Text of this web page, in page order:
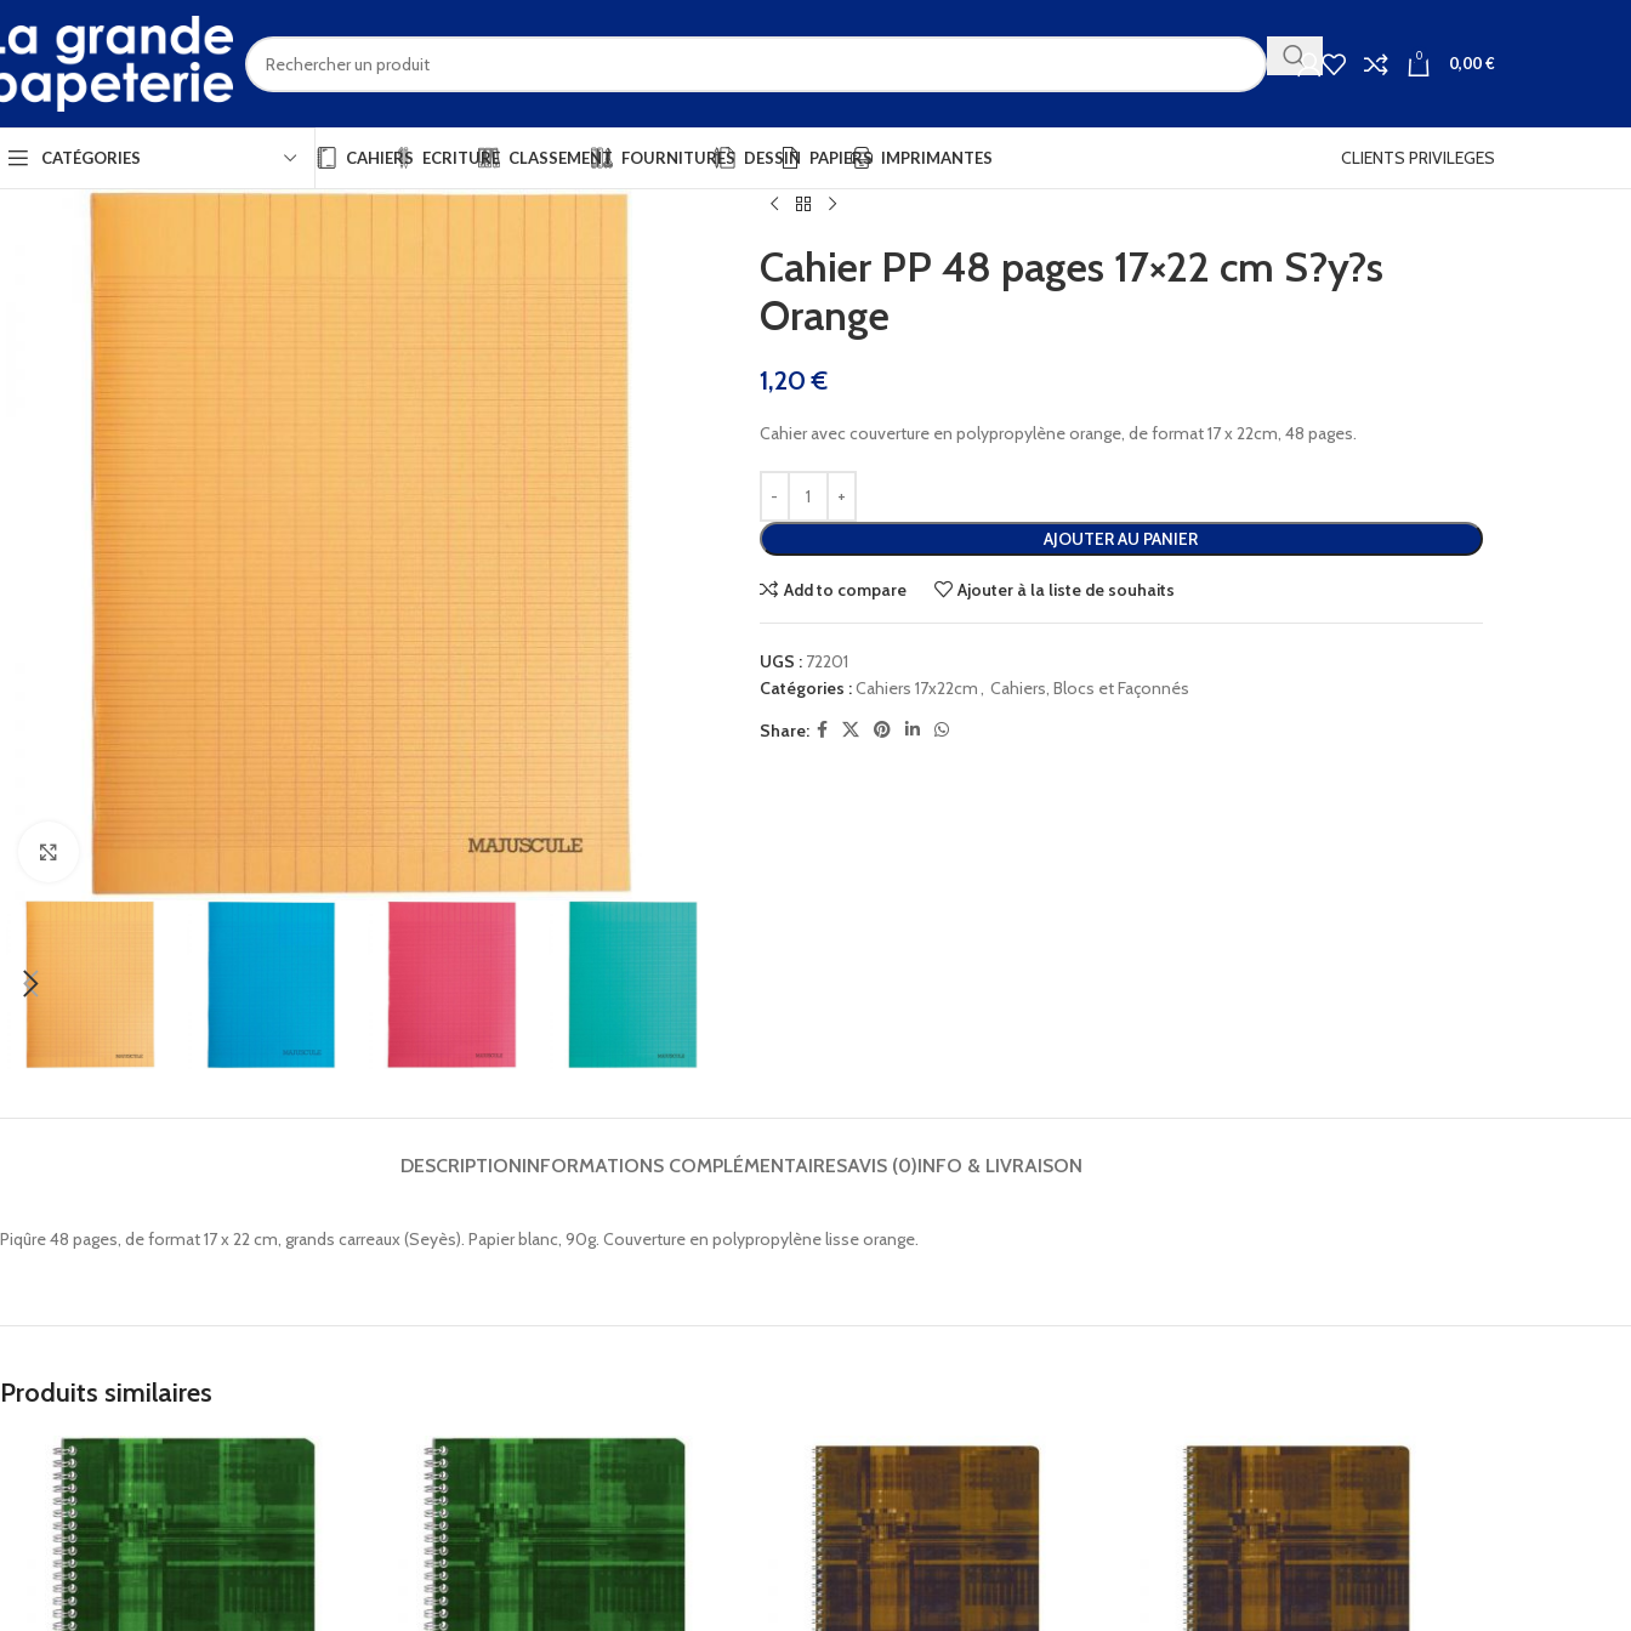
0 0,00€
CATÉGORIES CAHIERS ECRITURE CLASSEMENT FOURNITURES DESSIN PAPIERS IMPRIMANTES CLIENTS PRIVILEGES
Cahier PP 48 pages 17×22 cm S?y?s
Orange
1,20€
Cahier avec couverture en polypropylène orange, de format 17 x 22cm, 48 pages.
AJOUTER AU PANIER
Add to compare Ajouter à la liste de souhaits
UGS : 72201
Catégories :Cahiers 17x22cm, Cahiers, Blocs et Façonnés
Share:
DESCRIPTIONINFORMATIONS COMPLÉMENTAIRESAVIS (0)INFO & LIVRAISON
Piqûre 48 pages, de format 17 x 22 cm, grands carreaux (Seyès). Papier blanc, 90g. Couverture en polypropylène lisse orange.
Produits similaires